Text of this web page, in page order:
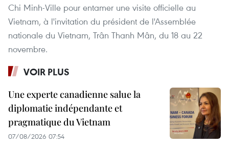
Chi Minh-Ville pour entamer une visite officielle au
Vietnam, à l'invitation du président de l'Assemblée
nationale du Vietnam, Trân Thanh Mân, du 18 au 22
novembre.
VOIR PLUS
Une experte canadienne salue la
diplomatie indépendante et
pragmatique du Vietnam
07/08/2026 07:54